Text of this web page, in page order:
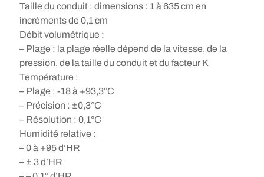
Taille du conduit : dimensions : 1 à 635 cm en
incréments de 0,1 cm
Débit volumétrique :
– Plage : la plage réelle dépend de la vitesse, de la
pression, de la taille du conduit et du facteur K
Température :
– Plage : -18 à +93,3°C
– Précision : ±0,3°C
– Résolution : 0,1°C
Humidité relative :
– 0 à +95 d’HR
– ± 3 d’HR